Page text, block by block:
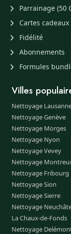
Parrainage (50
Cartes cadeaux
Fidélité
Abonnements
Formules
Villes
Nettoyage
Nettoyage Genève
Nettoyage Morges
Nettoyage Nyon
Nettoyage Vevey
Nettoyage
Nettoyage Fribourg
Nettoyage Sion
Nettoyage Sierre
Nettoyage
La Chaux-de-Fonds
Nettoyage